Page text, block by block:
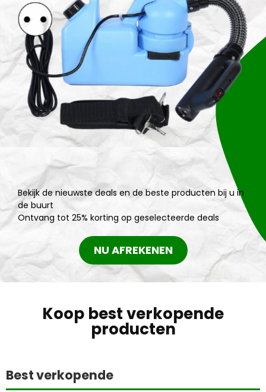
Bekijk de nieuwste deals en de beste producten bij u in
de buurt
Ontvang tot 25% korting op geselecteerde deals
NU AFREKENEN
Koop best verkopende
producten
Best verkopende